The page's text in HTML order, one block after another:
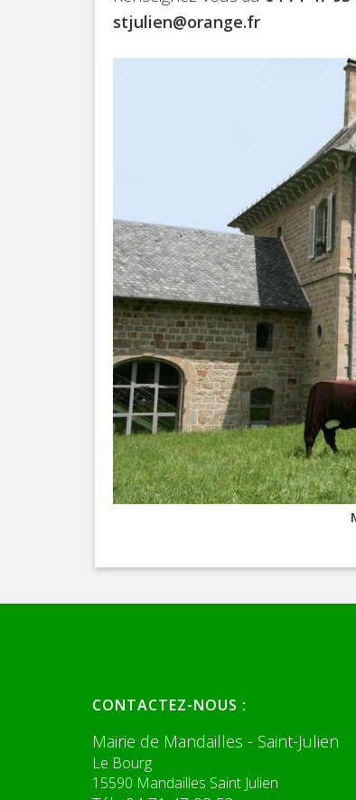
stjulien@orange.fr
CONTACTEZ-NOUS :
Mairie de Mandailles - Saint-Julien
Le Bourg
15590 Mandailles Saint Julien